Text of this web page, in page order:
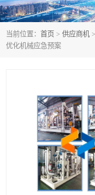
当前位置： 首页 > 供应商机 >
优化机械应急预案
ART认证
巴西认证